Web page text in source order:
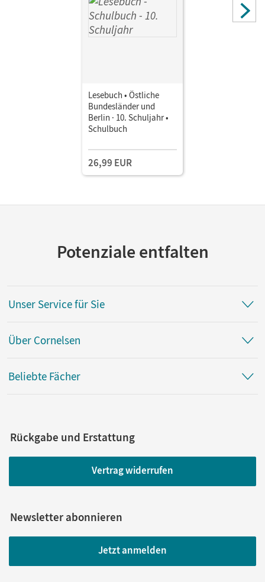
Lesebuch • Östliche
Bundesländer und
Berlin · 10. Schuljahr •
Schulbuch
26,99 EUR
Potenziale entfalten
Unser Service für Sie
Über Cornelsen
Beliebte Fächer
Rückgabe und Erstattung
Vertrag widerrufen
Newsletter abonnieren
Jetzt anmelden